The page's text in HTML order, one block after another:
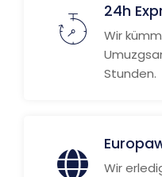
24h
Wir
Stunden.
Wir